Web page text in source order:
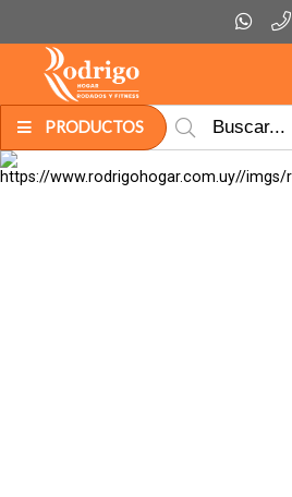
PRODUCTOS
MI COMPRA